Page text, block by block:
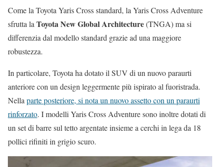
Come la Toyota Yaris Cross standard, la Yaris Cross Adventure
sfrutta la Toyota New Global Architecture(TNGA) ma si
differenzia dal modello standard grazie ad una maggiore
robustezza.
In particolare, Toyota ha dotato il SUV di un nuovo paraurti
anteriore con un design leggermente più ispirato al fuoristrada.
Nella parte posteriore, si nota un nuovo assetto con un paraurti
rinforzato. I modelli Yaris Cross Adventure sono inoltre dotati di
un set di barre sul tetto argentate insieme a cerchi in lega da 18
pollici rifiniti in grigio scuro.